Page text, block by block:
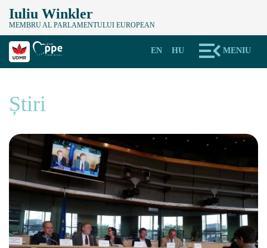
Iuliu Winkler
MEMBRU AL PARLAMENTULUI EUROPEAN
MENIU
HU
EN
Știri